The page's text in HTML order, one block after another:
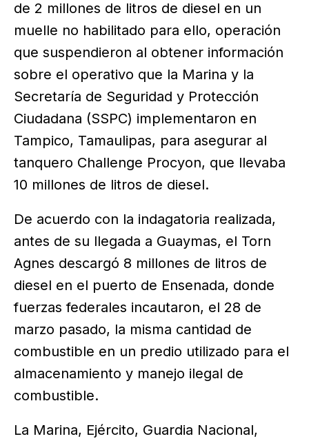
de 2 millones de litros de diesel en un
muelle no habilitado para ello, operación
que suspendieron al obtener información
sobre el operativo que la Marina y la
Secretaría de Seguridad y Protección
Ciudadana (SSPC) implementaron en
Tampico, Tamaulipas, para asegurar al
tanquero Challenge Procyon, que llevaba
10 millones de litros de diesel.
De acuerdo con la indagatoria realizada,
antes de su llegada a Guaymas, el Torn
Agnes descargó 8 millones de litros de
diesel en el puerto de Ensenada, donde
fuerzas federales incautaron, el 28 de
marzo pasado, la misma cantidad de
combustible en un predio utilizado para el
almacenamiento y manejo ilegal de
combustible.
La Marina, Ejército, Guardia Nacional,